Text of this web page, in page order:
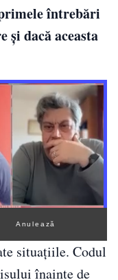
întrebări
și dacă aceasta
Anulează
situațiile. Codul
înainte de